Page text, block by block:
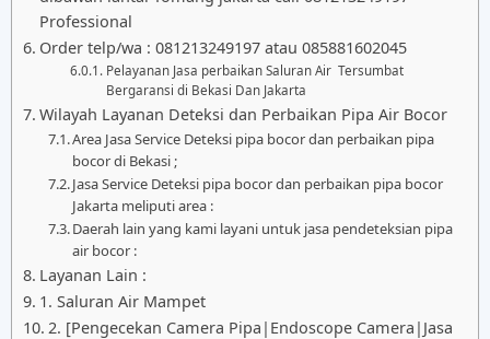
Professional
Order telp/wa : 081213249197 atau 085881602045
Pelayanan Jasa perbaikan Saluran Air Tersumbat
Bergaransi di Bekasi Dan Jakarta
Wilayah Layanan Deteksi dan Perbaikan Pipa Air Bocor
Area Jasa Service Deteksi pipa bocor dan perbaikan pipa
bocor di Bekasi ;
Jasa Service Deteksi pipa bocor dan perbaikan pipa bocor
Jakarta meliputi area :
Daerah lain yang kami layani untuk jasa pendeteksian pipa
air bocor :
Layanan Lain :
1. Saluran Air Mampet
2. [Pengecekan Camera Pipa|Endoscope Camera|Jasa